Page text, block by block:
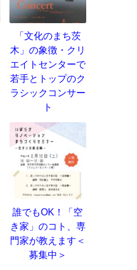
「文化のまち茨
木」の象徴・クリ
エイトセンターで
若手とトップのク
ラシックコンサー
ト
誰でもOK！「空
き家」のコト、専
門家が教えます＜
募集中＞